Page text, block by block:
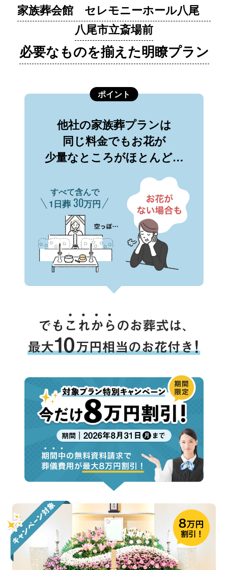
家族葬会館 セレモニーホール八尾
八尾市立斎場前
必要なものを揃えた明瞭プラン
ポイント
他社の家族葬プランは
同じ料金でもお花が
少量なところがほとんど…
すべて含んで
1日葬 30万円